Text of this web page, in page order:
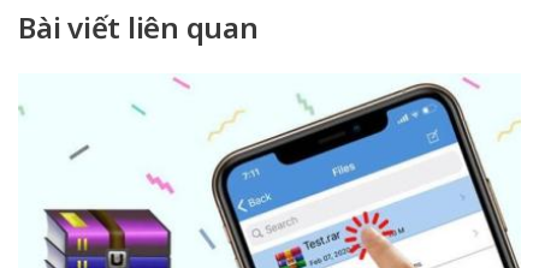
Bài viết liên quan